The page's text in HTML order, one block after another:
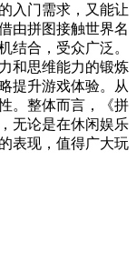
入门需求，又能让
由拼图接触世界名
结合，受众广泛。
和思维能力的锻炼
提升游戏体验。从
。整体而言，《拼
无论是在休闲娱乐
表现，值得广大玩